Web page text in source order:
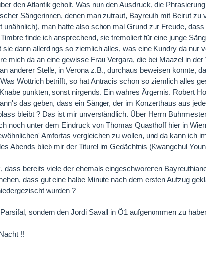
den Atlantik geholt. Was nun den Ausdruck, die
Sängerinnen, denen man zutraut, Bayreuth mit Beirut zu
man hatte also schon mal Grund zur Freude,
finde ich ansprechend, sie tremoliert für eine junge
dann allerdings so ziemlich alles, was eine Kundry da nur
mich da an eine gewisse Frau Vergara, die bei Maazel in
anderer Stelle, in Verona z.B., durchaus beweisen konnte,
Wottrich betrifft, so hat Antracis schon so ziemlich alles
punkten, sonst nirgends. Ein wahres Ärgernis. Robert
das geben, dass ein Sänger, der im Konzerthaus aus
bleibt ? Das ist mir unverständlich. Über Herrn
noch unter dem Eindruck von Thomas Quasthoff hier in
Amfortas vergleichen zu wollen, und da kann ich
Abends blieb mir der Titurel im Gedächtnis (Kwangchul
dass bereits viele der ehemals eingeschworenen
dass gut eine halbe Minute nach dem ersten Aufzug
wurden ?
sondern den Jordi Savall in Ö1 aufgenommen zu
!!